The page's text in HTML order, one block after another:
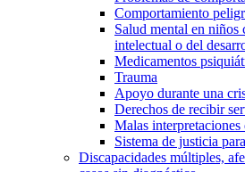
Comportamiento
Salud mental en niños
intelectual o del
Medicamentos
Trauma
Apoyo durante una
Derechos de recibir
Malas
Sistema de justicia
Discapacidades múltiples,